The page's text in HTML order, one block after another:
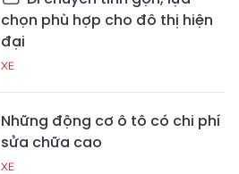
chọn phù hợp cho đô thị hiện
đại
XE
Những động cơ ô tô có chi phí
sửa chữa cao
XE